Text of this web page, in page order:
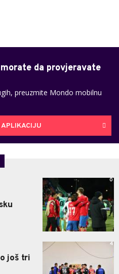
da provjeravate
preuzmite Mondo mobilnu
APLIKACIJU
0
još tri
4